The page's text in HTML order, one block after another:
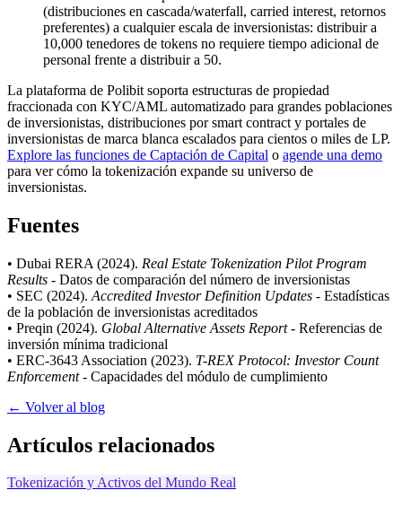
(distribuciones en cascada/waterfall, carried interest, retornos
preferentes) a cualquier escala de inversionistas: distribuir a
10,000 tenedores de tokens no requiere tiempo adicional de
personal frente a distribuir a 50.
La plataforma de Polibit soporta estructuras de propiedad
fraccionada con KYC/AML automatizado para grandes poblaciones
de inversionistas, distribuciones por smart contract y portales de
inversionistas de marca blanca escalados para cientos o miles de LP.
Explore las funciones de Captación de Capital o agende una demo
para ver cómo la tokenización expande su universo de
inversionistas.
Fuentes
• Dubai RERA (2024). Real Estate Tokenization Pilot Program
Results - Datos de comparación del número de inversionistas
• SEC (2024). Accredited Investor Definition Updates - Estadísticas
de la población de inversionistas acreditados
• Preqin (2024). Global Alternative Assets Report- Referencias de
inversión mínima tradicional
• ERC-3643 Association (2023). T-REX Protocol: Investor Count
Enforcement- Capacidades del módulo de cumplimiento
← Volver al blog
Artículos relacionados
Tokenización y Activos del Mundo Real